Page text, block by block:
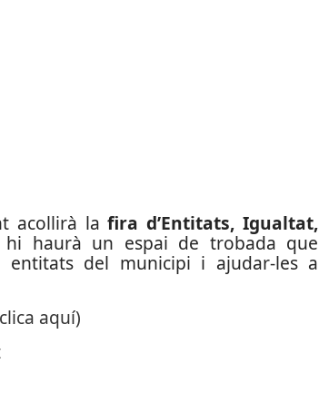
acollirà lafira d’Entitats, Igualtat,
haurà un espai de trobada que
del municipi i ajudar-les a
aquí)